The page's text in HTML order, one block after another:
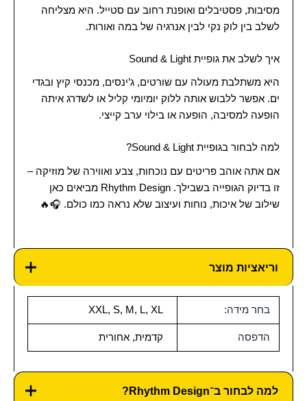
מסיבות, פסטיבלים ואופנת רחוב עם סטייל. היא מצליחה
לשלב בין לוק נקי לבין אנרגיה של במה ואורות.
איך לשלב את גופיית Sound & Light
היא משתלבת מעולה עם שורטים, ג’ינסים, מכנסי קיץ ובגדי
ים. אפשר ללבוש אותה ללוק יומיומי קליל או לשדרג איתה
הופעה למסיבה, הופעה או בילוי ערב קייצי.
למה לבחור בגופיית Sound & Light?
אם אתה אוהב פריטים עם נוכחות, צבע ואווירה של מוזיקה –
זו בדיוק הגופייה בשבילך. Rhythm Design מביאים כאן
שילוב של איכות, נוחות ועיצוב שלא נראה כמו כולם. 🎧🔥
וריאציות מוצר
בחר מידה: XXL, S, M, L, XL
הדפסה קדמית, אחורית
למה לבחור ב־Rhythm Design?